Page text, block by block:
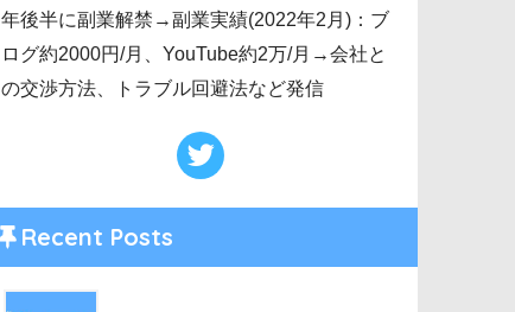
年後半に副業解禁→副業実績(2022年2月)：ブ
ログ約2000円/月、YouTube約2万/月→会社と
の交渉方法、トラブル回避法など発信
Recent Posts